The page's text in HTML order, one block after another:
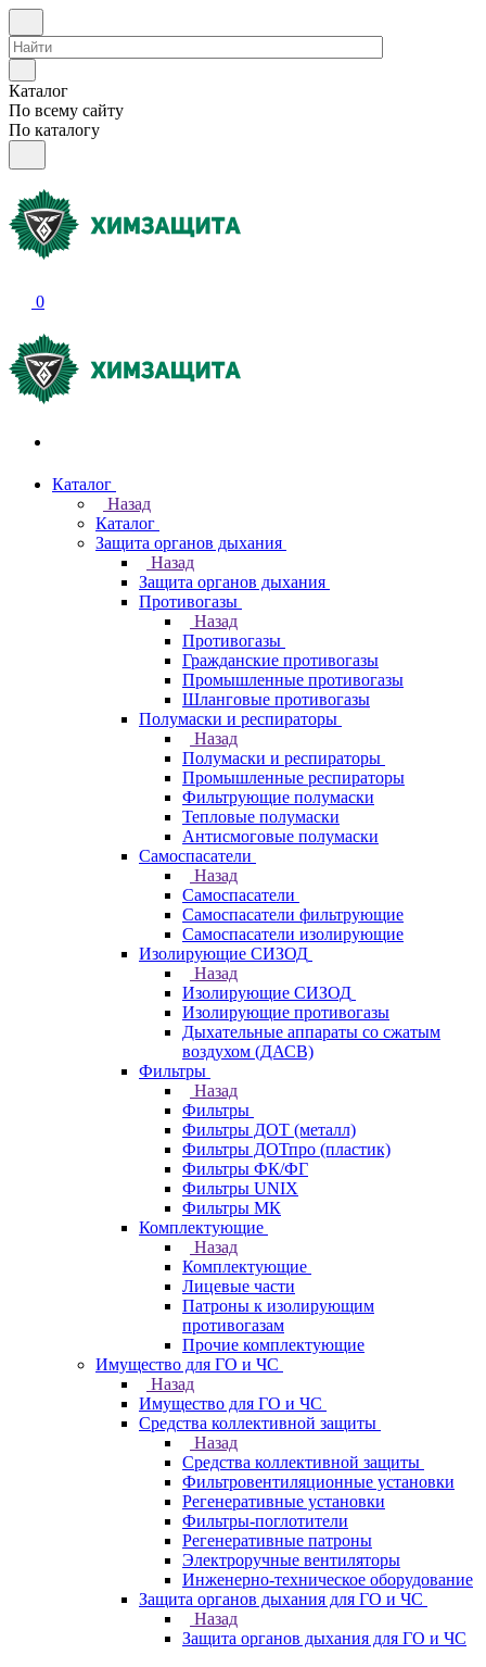
Каталог
По всему сайту
По каталогу
0
Каталог
Назад
Каталог
Защита органов дыхания
Назад
Защита органов дыхания
Противогазы
Назад
Противогазы
Гражданские противогазы
Промышленные противогазы
Шланговые противогазы
Полумаски и респираторы
Назад
Полумаски и респираторы
Промышленные респираторы
Фильтрующие полумаски
Тепловые полумаски
Антисмоговые полумаски
Самоспасатели
Назад
Самоспасатели
Самоспасатели фильтрующие
Самоспасатели изолирующие
Изолирующие СИЗОД
Назад
Изолирующие СИЗОД
Изолирующие противогазы
Дыхательные аппараты со сжатым
воздухом (ДАСВ)
Фильтры
Назад
Фильтры
Фильтры ДОТ (металл)
Фильтры ДОТпро (пластик)
Фильтры ФК/ФГ
Фильтры UNIX
Фильтры МК
Комплектующие
Назад
Комплектующие
Лицевые части
Патроны к изолирующим
противогазам
Прочие комплектующие
Имущество для ГО и ЧС
Назад
Имущество для ГО и ЧС
Средства коллективной защиты
Назад
Средства коллективной защиты
Фильтровентиляционные установки
Регенеративные установки
Фильтры-поглотители
Регенеративные патроны
Электроручные вентиляторы
Инженерно-техническое оборудование
Защита органов дыхания для ГО и ЧС
Назад
Защита органов дыхания для ГО и ЧС